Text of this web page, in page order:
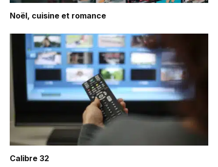
Noël, cuisine et romance
Calibre 32